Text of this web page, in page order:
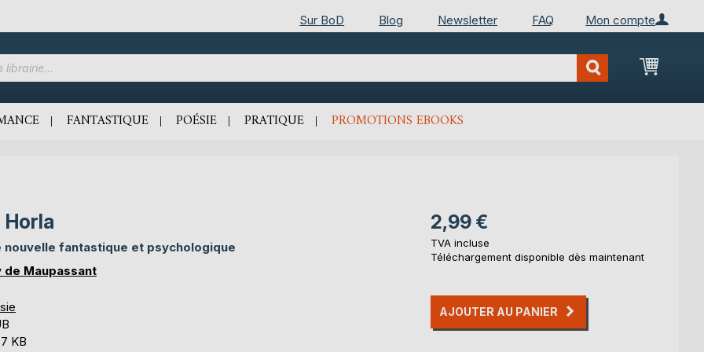
Mon compte
Sur BoD Blog Newsletter FAQ
Mon
FANTASTIQUE POÉSIE PRATIQUE PROMOTIONS EBOOKS
Horla
nouvelle fantastique et psychologique
de Maupassant
KB
2,99 €
TVA incluse
Téléchargement disponible dès maintenant
AJOUTER AU PANIER